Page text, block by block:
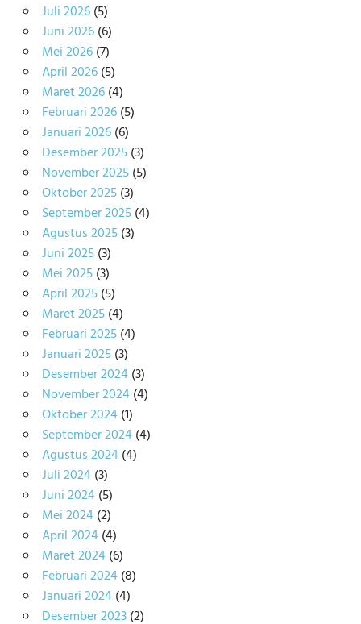
Juli 2026(5)
Juni 2026(6)
Mei 2026(7)
April 2026(5)
Maret 2026(4)
Februari 2026(5)
Januari 2026(6)
Desember 2025(3)
November 2025(5)
Oktober 2025(3)
September 2025(4)
Agustus 2025(3)
Juni 2025(3)
Mei 2025(3)
April 2025(5)
Maret 2025(4)
Februari 2025(4)
Januari 2025(3)
Desember 2024(3)
November 2024(4)
Oktober 2024(1)
September 2024(4)
Agustus 2024(4)
Juli 2024(3)
Juni 2024(5)
Mei 2024(2)
April 2024(4)
Maret 2024(6)
Februari 2024(8)
Januari 2024(4)
Desember 2023(2)